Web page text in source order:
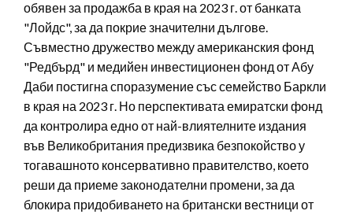
обявен за продажба в края на 2023 г. от банката
"Лойдс", за да покрие значителни дългове.
Съвместно дружество между американския фонд
"Редбърд" и медийен инвестиционен фонд от Абу
Даби постигна споразумение със семейство Баркли
в края на 2023 г. Но перспективата емиратски фонд
да контролира едно от най-влиятелните издания
във Великобритания предизвика безпокойство у
тогавашното консервативно правителство, което
реши да приеме законодателни промени, за да
блокира придобиването на британски вестници от